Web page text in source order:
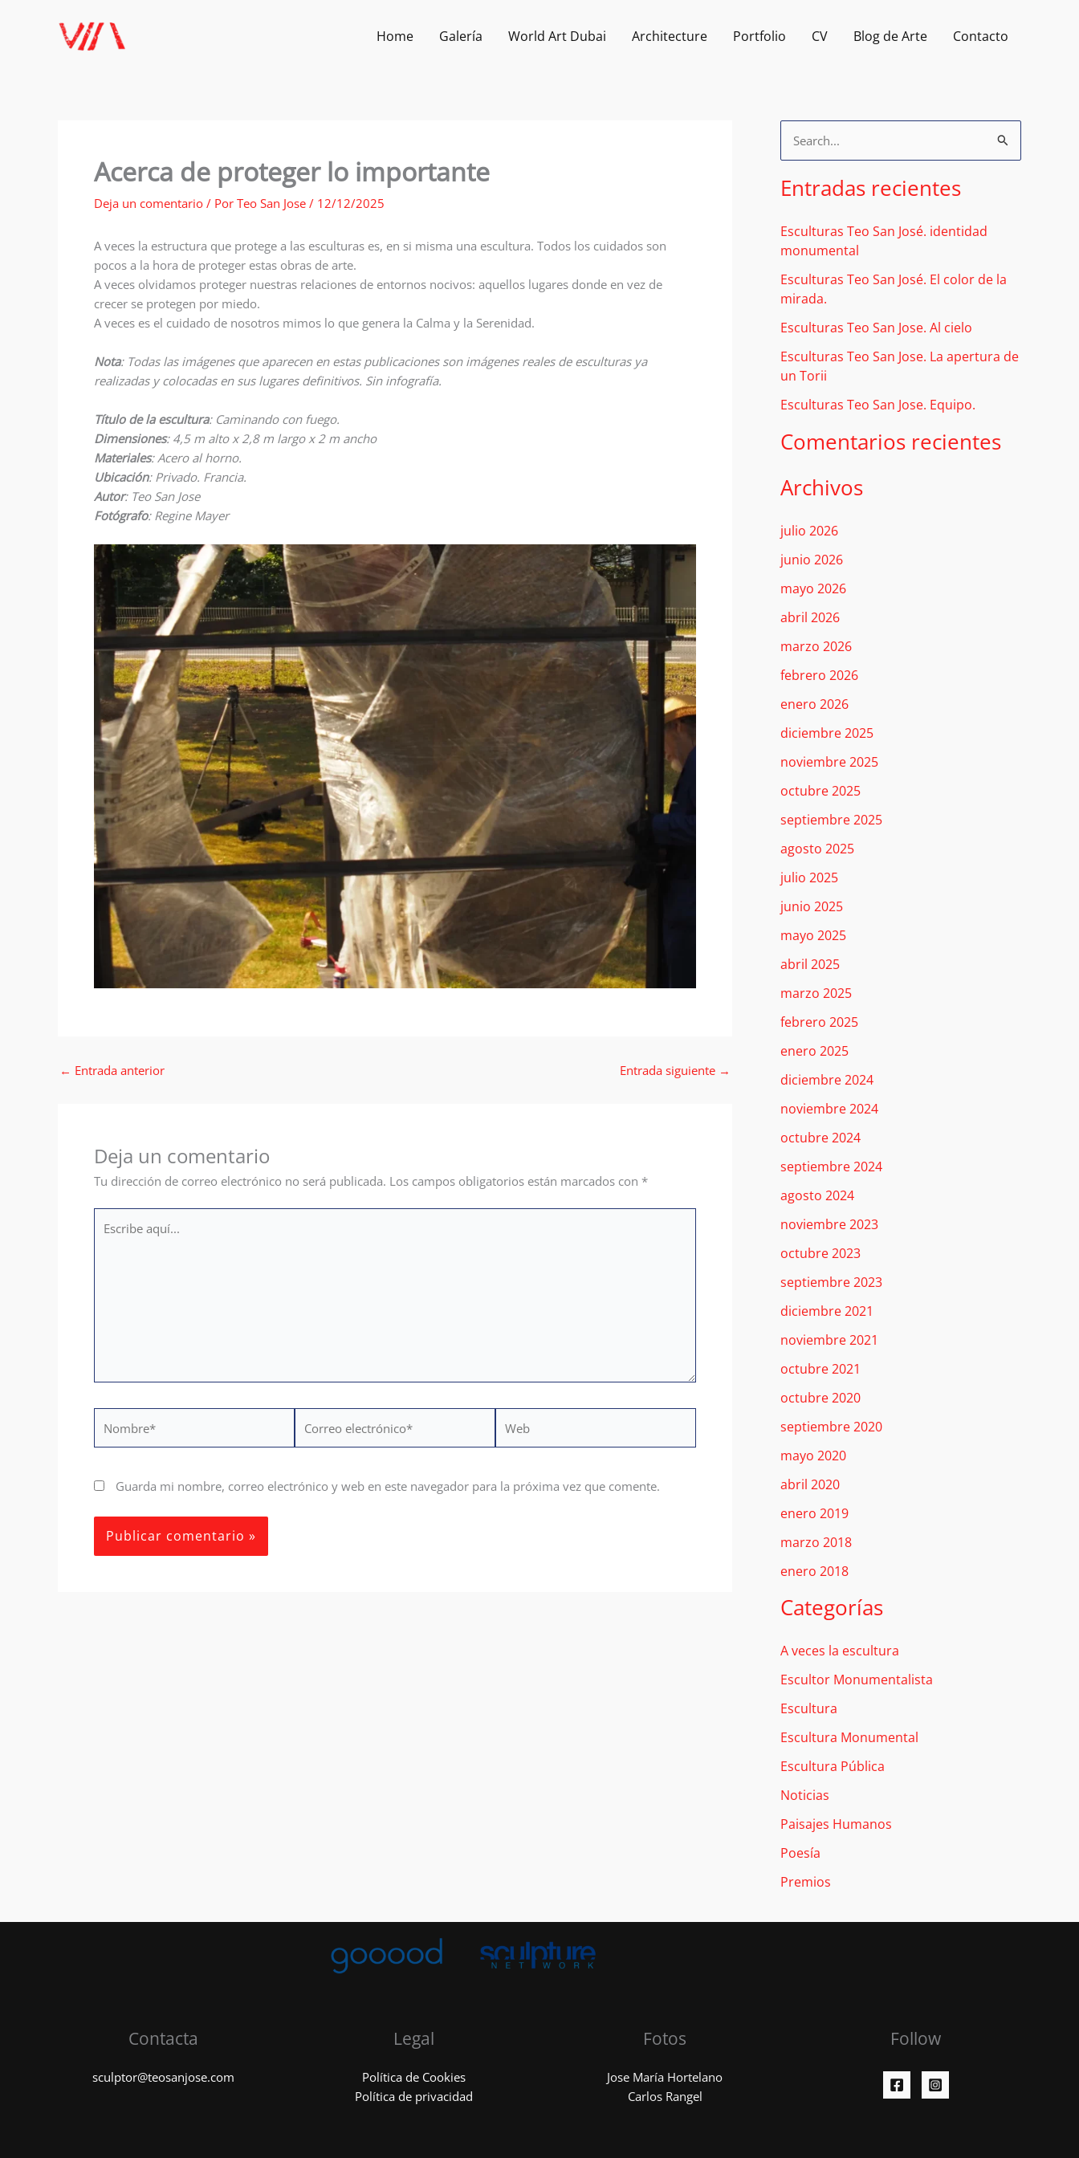
Home Galería World Art Dubai Architecture Portfolio CV Blog de Arte Contacto
Acerca de proteger lo importante
Deja un comentario / Por Teo San Jose / 12/12/2025
A veces la estructura que protege a las esculturas es, en si misma una escultura. Todos los cuidados son
pocos a la hora de proteger estas obras de arte.
A veces olvidamos proteger nuestras relaciones de entornos nocivos: aquellos lugares donde en vez de
crecer se protegen por miedo.
A veces es el cuidado de nosotros mimos lo que genera la Calma y la Serenidad.
Nota: Todas las imágenes que aparecen en estas publicaciones son imágenes reales de esculturas ya
realizadas y colocadas en sus lugares definitivos. Sin infografía.
Título de la escultura: Caminando con fuego.
Dimensiones: 4,5 m alto x 2,8 m largo x 2 m ancho
Materiales: Acero al horno.
Ubicación: Privado. Francia.
Autor: Teo San Jose
Fotógrafo: Regine Mayer
← Entrada anterior Entrada siguiente →
Deja un comentario
Tu dirección de correo electrónico no será publicada. Los campos obligatorios están marcados con *
aquí...
electrónico*
Guarda mi nombre, correo electrónico y web en este navegador para la próxima vez que comente.
u
s
a
r
p
r
:
Entradas recientes
Esculturas Teo San José. identidad
monumental
Esculturas Teo San José. El color de la
mirada.
Esculturas Teo San Jose. Al cielo
Esculturas Teo San Jose. La apertura de
un Torii
Esculturas Teo San Jose. Equipo.
Comentarios recientes
Archivos
julio 2026
junio 2026
mayo 2026
abril 2026
marzo 2026
febrero 2026
enero 2026
diciembre 2025
noviembre 2025
octubre 2025
septiembre 2025
agosto 2025
julio 2025
junio 2025
mayo 2025
abril 2025
marzo 2025
febrero 2025
enero 2025
diciembre 2024
noviembre 2024
octubre 2024
septiembre 2024
agosto 2024
noviembre 2023
octubre 2023
septiembre 2023
diciembre 2021
noviembre 2021
octubre 2021
octubre 2020
septiembre 2020
mayo 2020
abril 2020
enero 2019
marzo 2018
enero 2018
Categorías
A veces la escultura
Escultor Monumentalista
Escultura
Escultura Monumental
Escultura Pública
Noticias
Paisajes Humanos
Poesía
Premios
Contacta
sculptor@teosanjose.com
Legal
Política de Cookies
Política de privacidad
Fotos
Jose María Hortelano
Carlos Rangel
Follow